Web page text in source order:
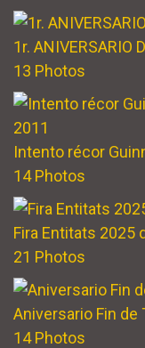
1r. ANIVERSARIO
13 Photos
Intento récor
14 Photos
Fira Entitats 2025
21 Photos
Aniversario Fin de
14 Photos